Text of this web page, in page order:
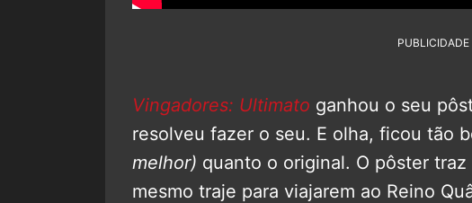
PUBLICIDADE
Vingadores: Ultimato ganhou o seu
resolveu fazer o seu. E olha, ficou tão
melhor) quanto o original. O pôster
mesmo traje para viajarem ao Reino